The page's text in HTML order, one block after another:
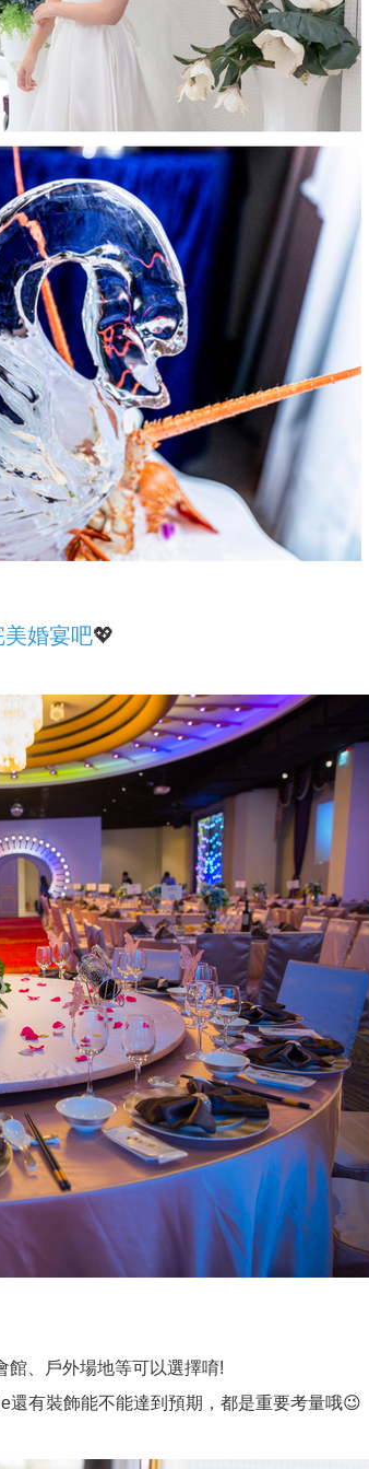
婚宴吧💖
館、戶外場地等可以選擇唷!
有裝飾能不能達到預期，都是重要考量哦😉